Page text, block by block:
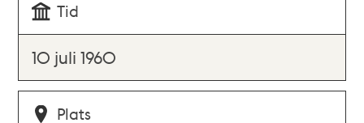
Tid
10 juli 1960
Plats